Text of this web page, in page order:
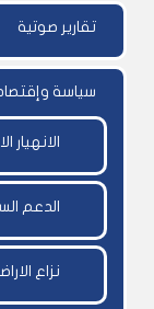
تقارير صوتية
سياسة
الانهيار
الدعم
نزاع